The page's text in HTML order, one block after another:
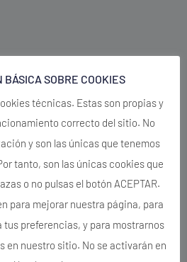
BÁSICA SOBRE COOKIES
técnicas. Estas son propias y
correcto del sitio. No
y son las únicas que tenemos
tanto, son las únicas cookies que
o no pulsas el botón ACEPTAR.
para mejorar nuestra página, para
tus preferencias, y para mostrarnos
en nuestro sitio. No se activarán en